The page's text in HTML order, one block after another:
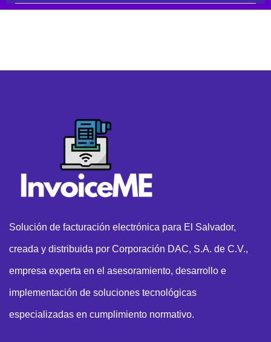
Solución de facturación electrónica para El Salvador,
creada y distribuida por Corporación DAC, S.A. de C.V.,
empresa experta en el asesoramiento, desarrollo e
implementación de soluciones tecnológicas
especializadas en cumplimiento normativo.